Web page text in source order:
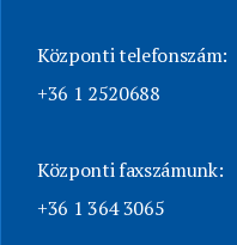
Központi telefonszám:
+36 1 2520688
Központi faxszámunk:
+36 1 364 3065